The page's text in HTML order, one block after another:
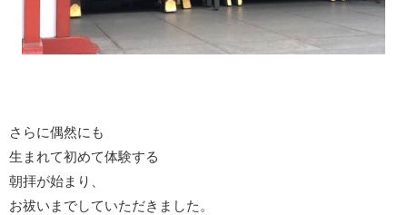
さらに偶然にも
生まれて初めて体験する
朝拝が始まり、
お祓いまでしていただきました。